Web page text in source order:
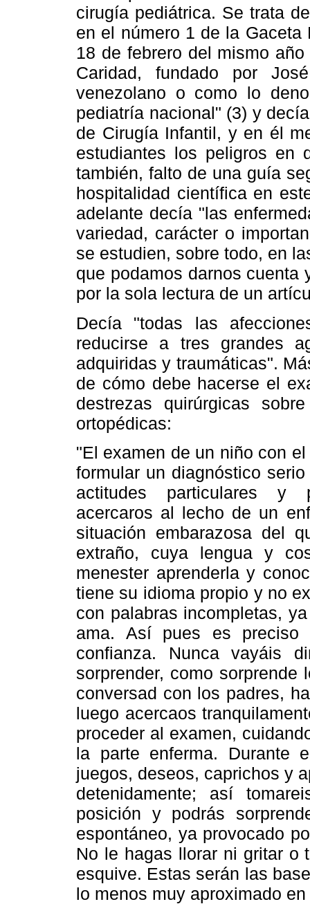
cirugía pediátrica. Se trata
en el número 1 de la
18 de febrero del mismo
Caridad, fundado por
venezolano o como lo
pediatría nacional" (3) y
de Cirugía Infantil, y en él
estudiantes los peligros en
también, falto de una guía
hospitalidad científica en
adelante decía "las
variedad, carácter o
se estudien, sobre todo, en
que podamos darnos cuenta
por la sola lectura de un
Decía "todas las
reducirse a tres grandes
adquiridas y traumáticas".
de cómo debe hacerse el
destrezas quirúrgicas
ortopédicas:
"El examen de un niño con
formular un diagnóstico
actitudes particulares y
acercaros al lecho de un
situación embarazosa del
extraño, cuya lengua y
menester aprenderla y
tiene su idioma propio y no
con palabras incompletas,
ama. Así pues es
confianza. Nunca vayáis
sorprender, como
conversad con los padres,
luego acercaos
proceder al examen,
la parte enferma. Durante
juegos, deseos, caprichos y
detenidamente; así
posición y podrás
espontáneo, ya provocado
No le hagas llorar ni gritar o
esquive. Estas serán las
lo menos muy aproximado